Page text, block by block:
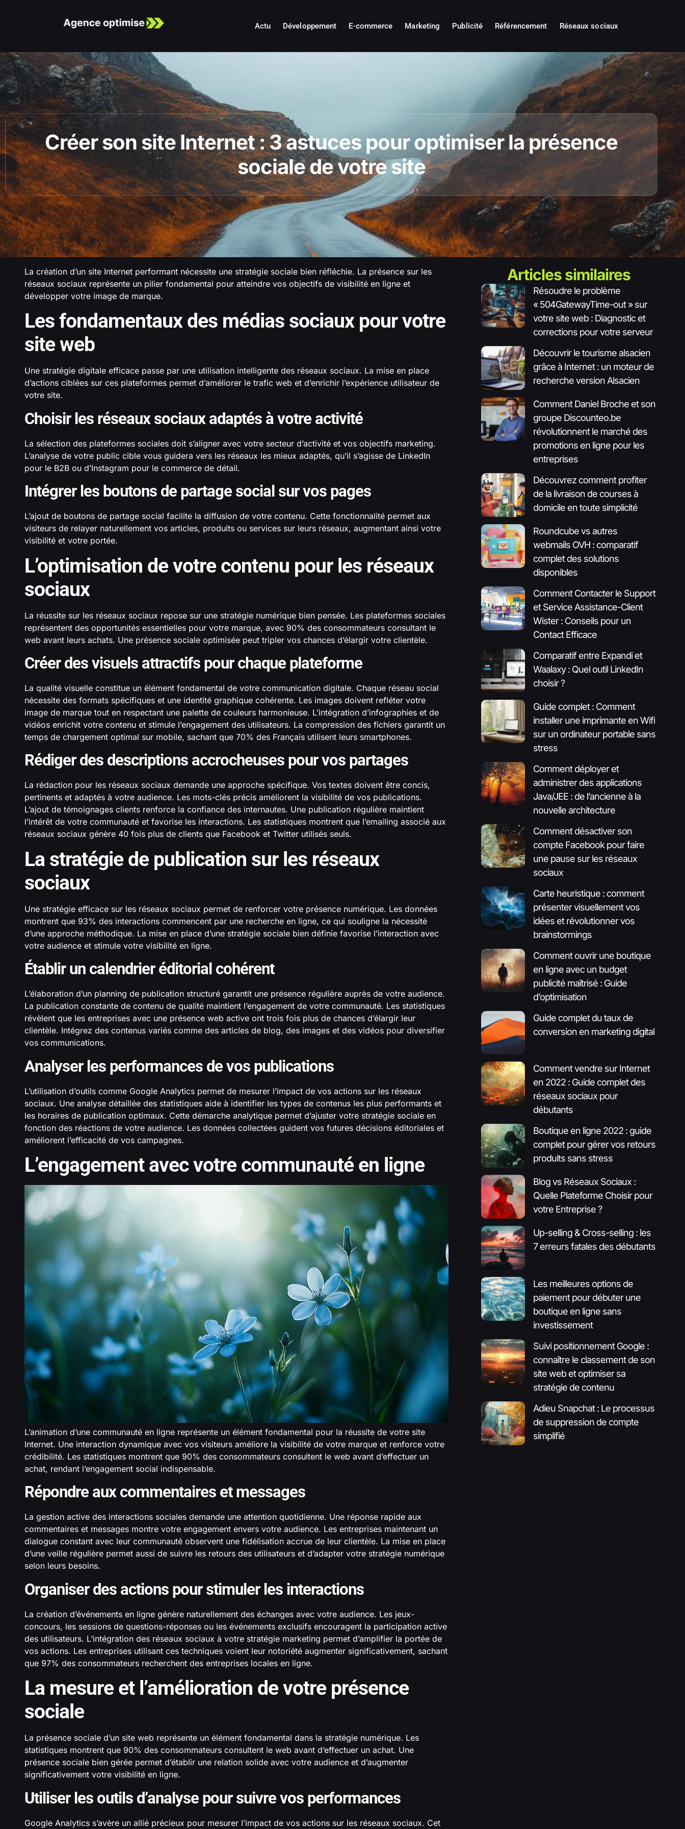
Actu Développement E-commerce Marketing Publicité Référencement Réseaux sociaux
Créer son site Internet : 3 astuces pour optimiser la présence
sociale de votre site
La création d’un site Internet performant nécessite une stratégie sociale bien réfléchie. La présence sur les
réseaux sociaux représente un pilier fondamental pour atteindre vos objectifs de visibilité en ligne et
développer votre image de marque.
Les fondamentaux des médias sociaux pour votre
site web
Une stratégie digitale efficace passe par une utilisation intelligente des réseaux sociaux. La mise en place
d’actions ciblées sur ces plateformes permet d’améliorer le trafic web et d’enrichir l’expérience utilisateur de
votre site.
Choisir les réseaux sociaux adaptés à votre activité
La sélection des plateformes sociales doit s’aligner avec votre secteur d’activité et vos objectifs marketing.
L’analyse de votre public cible vous guidera vers les réseaux les mieux adaptés, qu’il s’agisse de LinkedIn
pour le B2B ou d’Instagram pour le commerce de détail.
Intégrer les boutons de partage social sur vos pages
L’ajout de boutons de partage social facilite la diffusion de votre contenu. Cette fonctionnalité permet aux
visiteurs de relayer naturellement vos articles, produits ou services sur leurs réseaux, augmentant ainsi votre
visibilité et votre portée.
L’optimisation de votre contenu pour les réseaux
sociaux
La réussite sur les réseaux sociaux repose sur une stratégie numérique bien pensée. Les plateformes sociales
représentent des opportunités essentielles pour votre marque, avec 90% des consommateurs consultant le
web avant leurs achats. Une présence sociale optimisée peut tripler vos chances d’élargir votre clientèle.
Créer des visuels attractifs pour chaque plateforme
La qualité visuelle constitue un élément fondamental de votre communication digitale. Chaque réseau social
nécessite des formats spécifiques et une identité graphique cohérente. Les images doivent refléter votre
image de marque tout en respectant une palette de couleurs harmonieuse. L’intégration d’infographies et de
vidéos enrichit votre contenu et stimule l’engagement des utilisateurs. La compression des fichiers garantit un
temps de chargement optimal sur mobile, sachant que 70% des Français utilisent leurs smartphones.
Rédiger des descriptions accrocheuses pour vos partages
La rédaction pour les réseaux sociaux demande une approche spécifique. Vos textes doivent être concis,
pertinents et adaptés à votre audience. Les mots-clés précis améliorent la visibilité de vos publications.
L’ajout de témoignages clients renforce la confiance des internautes. Une publication régulière maintient
l’intérêt de votre communauté et favorise les interactions. Les statistiques montrent que l’emailing associé aux
réseaux sociaux génère 40 fois plus de clients que Facebook et Twitter utilisés seuls.
La stratégie de publication sur les réseaux
sociaux
Une stratégie efficace sur les réseaux sociaux permet de renforcer votre présence numérique. Les données
montrent que 93% des interactions commencent par une recherche en ligne, ce qui souligne la nécessité
d’une approche méthodique. La mise en place d’une stratégie sociale bien définie favorise l’interaction avec
votre audience et stimule votre visibilité en ligne.
Établir un calendrier éditorial cohérent
L’élaboration d’un planning de publication structuré garantit une présence régulière auprès de votre audience.
La publication constante de contenu de qualité maintient l’engagement de votre communauté. Les statistiques
révèlent que les entreprises avec une présence web active ont trois fois plus de chances d’élargir leur
clientèle. Intégrez des contenus variés comme des articles de blog, des images et des vidéos pour diversifier
vos communications.
Analyser les performances de vos publications
L’utilisation d’outils comme Google Analytics permet de mesurer l’impact de vos actions sur les réseaux
sociaux. Une analyse détaillée des statistiques aide à identifier les types de contenus les plus performants et
les horaires de publication optimaux. Cette démarche analytique permet d’ajuster votre stratégie sociale en
fonction des réactions de votre audience. Les données collectées guident vos futures décisions éditoriales et
améliorent l’efficacité de vos campagnes.
L’engagement avec votre communauté en ligne
L’animation d’une communauté en ligne représente un élément fondamental pour la réussite de votre site
Internet. Une interaction dynamique avec vos visiteurs améliore la visibilité de votre marque et renforce votre
crédibilité. Les statistiques montrent que 90% des consommateurs consultent le web avant d’effectuer un
achat, rendant l’engagement social indispensable.
Répondre aux commentaires et messages
La gestion active des interactions sociales demande une attention quotidienne. Une réponse rapide aux
commentaires et messages montre votre engagement envers votre audience. Les entreprises maintenant un
dialogue constant avec leur communauté observent une fidélisation accrue de leur clientèle. La mise en place
d’une veille régulière permet aussi de suivre les retours des utilisateurs et d’adapter votre stratégie numérique
selon leurs besoins.
Organiser des actions pour stimuler les interactions
La création d’événements en ligne génère naturellement des échanges avec votre audience. Les jeux-
concours, les sessions de questions-réponses ou les événements exclusifs encouragent la participation active
des utilisateurs. L’intégration des réseaux sociaux à votre stratégie marketing permet d’amplifier la portée de
vos actions. Les entreprises utilisant ces techniques voient leur notoriété augmenter significativement, sachant
que 97% des consommateurs recherchent des entreprises locales en ligne.
La mesure et l’amélioration de votre présence
sociale
La présence sociale d’un site web représente un élément fondamental dans la stratégie numérique. Les
statistiques montrent que 90% des consommateurs consultent le web avant d’effectuer un achat. Une
présence sociale bien gérée permet d’établir une relation solide avec votre audience et d’augmenter
significativement votre visibilité en ligne.
Utiliser les outils d’analyse pour suivre vos performances
Google Analytics s’avère un allié précieux pour mesurer l’impact de vos actions sur les réseaux sociaux. Cet
Articles similaires
Résoudre le problème
« 504GatewayTime-out » sur
votre site web : Diagnostic et
corrections pour votre serveur
Découvrir le tourisme alsacien
grâce à Internet : un moteur de
recherche version Alsacien
Comment Daniel Broche et son
groupe Discounteo.be
révolutionnent le marché des
promotions en ligne pour les
entreprises
Découvrez comment profiter
de la livraison de courses à
domicile en toute simplicité
Roundcube vs autres
webmails OVH : comparatif
complet des solutions
disponibles
Comment Contacter le Support
et Service Assistance-Client
Wister : Conseils pour un
Contact Efficace
Comparatif entre Expandi et
Waalaxy : Quel outil LinkedIn
choisir ?
Guide complet : Comment
installer une imprimante en Wifi
sur un ordinateur portable sans
stress
Comment déployer et
administrer des applications
Java/JEE : de l’ancienne à la
nouvelle architecture
Comment désactiver son
compte Facebook pour faire
une pause sur les réseaux
sociaux
Carte heuristique : comment
présenter visuellement vos
idées et révolutionner vos
brainstormings
Comment ouvrir une boutique
en ligne avec un budget
publicité maîtrisé : Guide
d’optimisation
Guide complet du taux de
conversion en marketing digital
Comment vendre sur Internet
en 2022 : Guide complet des
réseaux sociaux pour
débutants
Boutique en ligne 2022 : guide
complet pour gérer vos retours
produits sans stress
Blog vs Réseaux Sociaux :
Quelle Plateforme Choisir pour
votre Entreprise ?
Up-selling & Cross-selling : les
7 erreurs fatales des débutants
Les meilleures options de
paiement pour débuter une
boutique en ligne sans
investissement
Suivi positionnement Google :
connaître le classement de son
site web et optimiser sa
stratégie de contenu
Adieu Snapchat : Le processus
de suppression de compte
simplifié